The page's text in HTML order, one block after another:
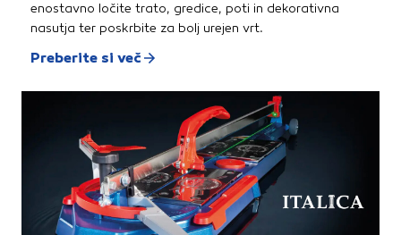
enostavno ločite trato, gredice, poti in dekorativna
nasutja ter poskrbite za bolj urejen vrt.
Preberite si več